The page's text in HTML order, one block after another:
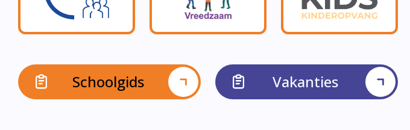
Schoolgids Vakanties